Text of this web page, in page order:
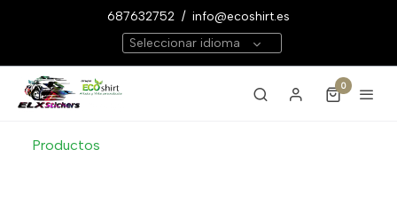
687632752 / info@ecoshirt.es
Seleccionar idioma
0
Productos